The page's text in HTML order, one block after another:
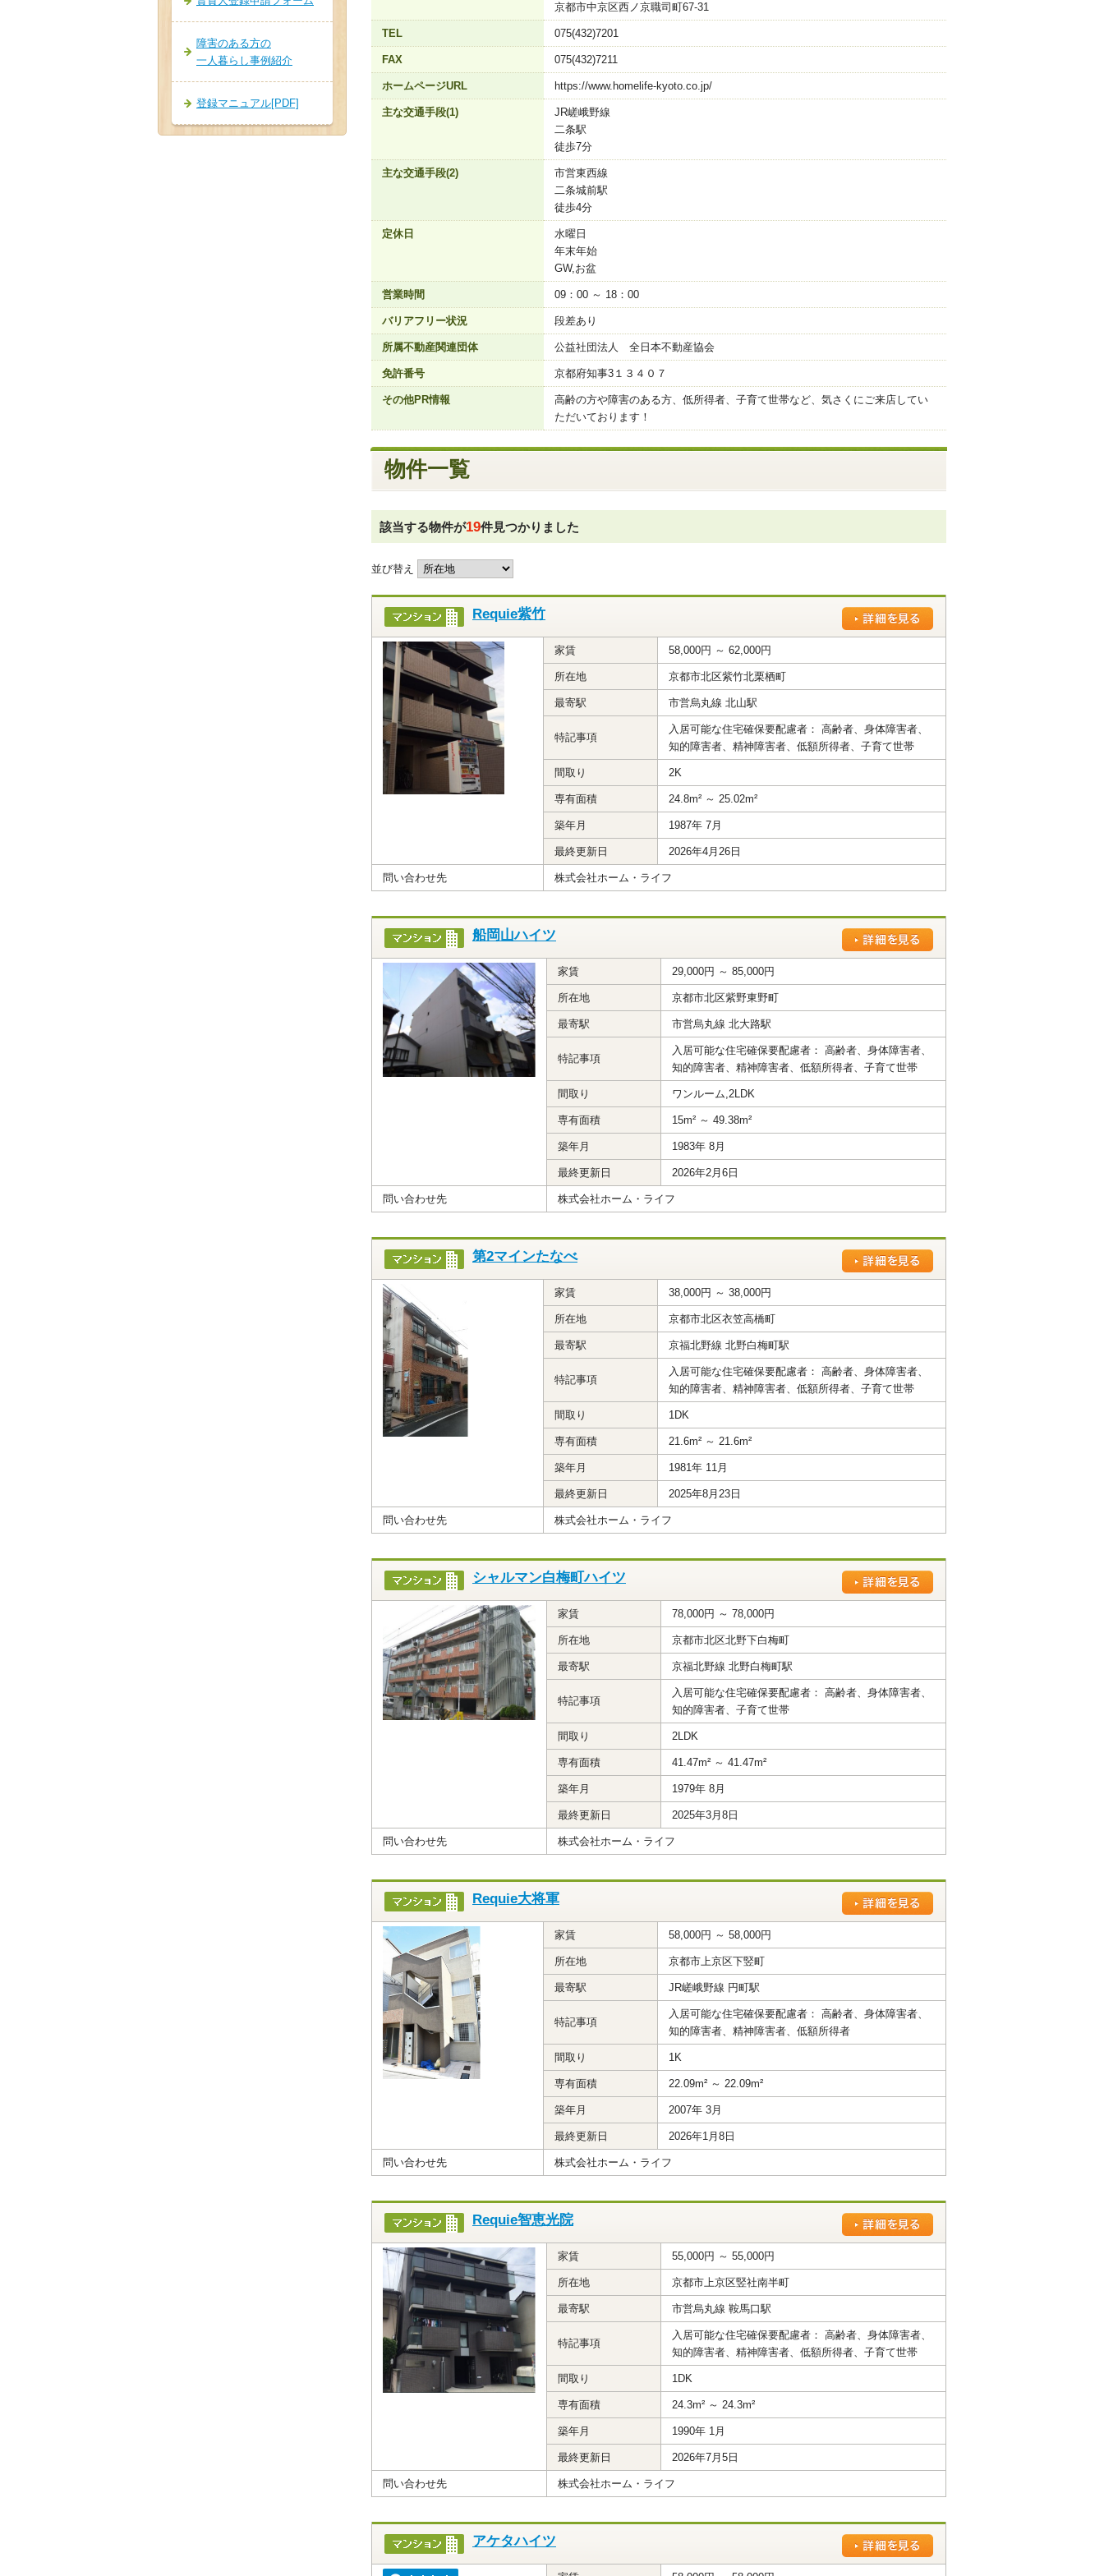
京都市中京区西ノ京職司町67-31
TEL 075(432)7201
FAX 075(432)7211
ホームページURL https://www.homelife-kyoto.co.jp/
主な交通手段(1)
JR嵯峨野線
二条駅
徒歩7分
主な交通手段(2)
市営東西線
二条城前駅
徒歩4分
定休日
水曜日
年末年始
GW,お盆
営業時間 09：00 ～ 18：00
バリアフリー状況 段差あり
所属不動産関連団体 公益社団法人 全日本不動産協会
免許番号 京都府知事3１３４０７
その他PR情報
高齢の方や障害のある方、低所得者、子育て世帯など、気さくにご来店してい
ただいております！
物件一覧
該当する物件が19件見つかりました
並び替え
Requie紫竹
問い合わせ先 株式会社ホーム・ライフ
家賃 58,000円 ～ 62,000円
所在地 京都市北区紫竹北栗栖町
最寄駅 市営烏丸線 北山駅
特記事項
入居可能な住宅確保要配慮者： 高齢者、身体障害者、
知的障害者、精神障害者、低額所得者、子育て世帯
間取り 2K
専有面積 24.8m² ～ 25.02m²
築年月 1987年 7月
最終更新日 2026年4月26日
船岡山ハイツ
問い合わせ先 株式会社ホーム・ライフ
家賃 29,000円 ～ 85,000円
所在地 京都市北区紫野東野町
最寄駅 市営烏丸線 北大路駅
特記事項
入居可能な住宅確保要配慮者： 高齢者、身体障害者、
知的障害者、精神障害者、低額所得者、子育て世帯
間取り ワンルーム,2LDK
専有面積 15m² ～ 49.38m²
築年月 1983年 8月
最終更新日 2026年2月6日
第2マインたなべ
問い合わせ先 株式会社ホーム・ライフ
家賃 38,000円 ～ 38,000円
所在地 京都市北区衣笠高橋町
最寄駅 京福北野線 北野白梅町駅
特記事項
入居可能な住宅確保要配慮者： 高齢者、身体障害者、
知的障害者、精神障害者、低額所得者、子育て世帯
間取り 1DK
専有面積 21.6m² ～ 21.6m²
築年月 1981年 11月
最終更新日 2025年8月23日
シャルマン白梅町ハイツ
問い合わせ先 株式会社ホーム・ライフ
家賃 78,000円 ～ 78,000円
所在地 京都市北区北野下白梅町
最寄駅 京福北野線 北野白梅町駅
特記事項
入居可能な住宅確保要配慮者： 高齢者、身体障害者、
知的障害者、子育て世帯
間取り 2LDK
専有面積 41.47m² ～ 41.47m²
築年月 1979年 8月
最終更新日 2025年3月8日
Requie大将軍
問い合わせ先 株式会社ホーム・ライフ
家賃 58,000円 ～ 58,000円
所在地 京都市上京区下竪町
最寄駅 JR嵯峨野線 円町駅
特記事項
入居可能な住宅確保要配慮者： 高齢者、身体障害者、
知的障害者、精神障害者、低額所得者
間取り 1K
専有面積 22.09m² ～ 22.09m²
築年月 2007年 3月
最終更新日 2026年1月8日
Requie智恵光院
問い合わせ先 株式会社ホーム・ライフ
家賃 55,000円 ～ 55,000円
所在地 京都市上京区竪社南半町
最寄駅 市営烏丸線 鞍馬口駅
特記事項
入居可能な住宅確保要配慮者： 高齢者、身体障害者、
知的障害者、精神障害者、低額所得者、子育て世帯
間取り 1DK
専有面積 24.3m² ～ 24.3m²
築年月 1990年 1月
最終更新日 2026年7月5日
アケタハイツ
障害のある方の
一人暮らし事例紹介
登録マニュアル[PDF]